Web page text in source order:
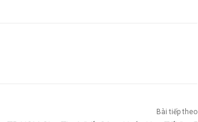
Bài tiếp theo